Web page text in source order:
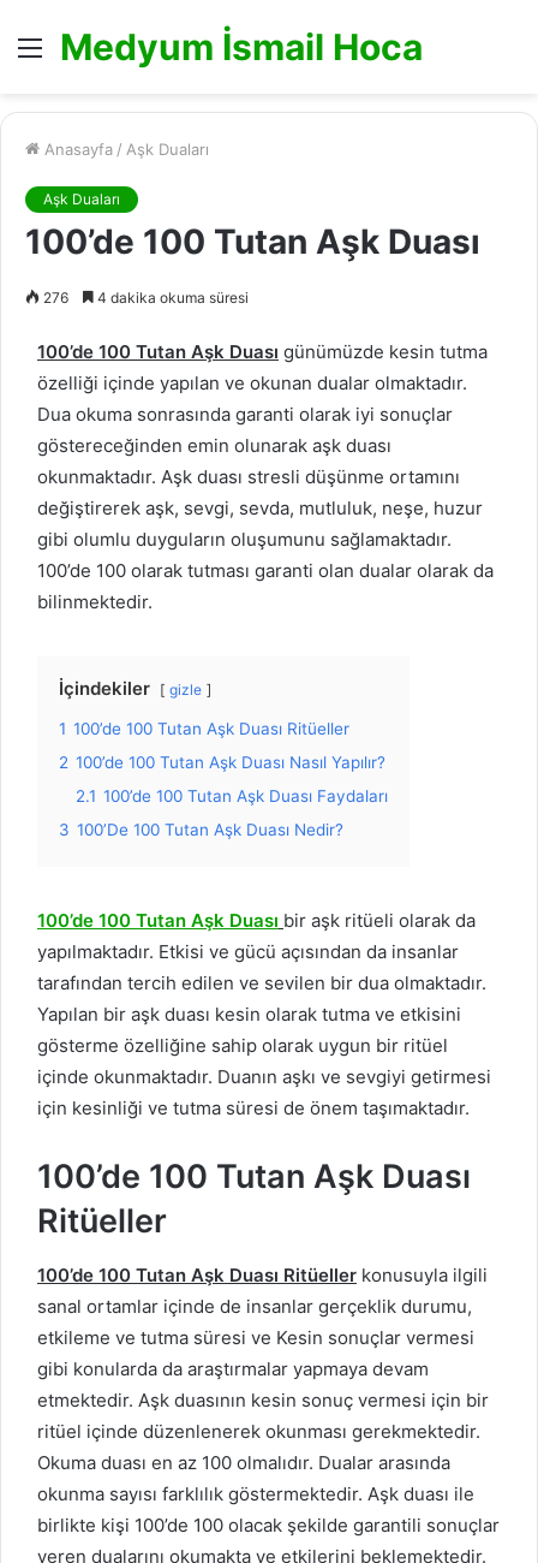
MenüMedyum İsmail Hoca
Anasayfa / Aşk Duaları
Aşk Duaları
100’de 100 Tutan Aşk Duası
276 4 dakika okuma süresi
100’de 100 Tutan Aşk Duası günümüzde kesin tutma
özelliği içinde yapılan ve okunan dualar olmaktadır.
Dua okuma sonrasında garanti olarak iyi sonuçlar
göstereceğinden emin olunarak aşk duası
okunmaktadır. Aşk duası stresli düşünme ortamını
değiştirerek aşk, sevgi, sevda, mutluluk, neşe, huzur
gibi olumlu duyguların oluşumunu sağlamaktadır.
100’de 100 olarak tutması garanti olan dualar olarak da
bilinmektedir.
İçindekiler gizle
1 100’de 100 Tutan Aşk Duası Ritüeller
2 100’de 100 Tutan Aşk Duası Nasıl Yapılır?
2.1 100’de 100 Tutan Aşk Duası Faydaları
3 100’De 100 Tutan Aşk Duası Nedir?
100’de 100 Tutan Aşk Duası bir aşk ritüeli olarak da
yapılmaktadır. Etkisi ve gücü açısından da insanlar
tarafından tercih edilen ve sevilen bir dua olmaktadır.
Yapılan bir aşk duası kesin olarak tutma ve etkisini
gösterme özelliğine sahip olarak uygun bir ritüel
içinde okunmaktadır. Duanın aşkı ve sevgiyi getirmesi
için kesinliği ve tutma süresi de önem taşımaktadır.
100’de 100 Tutan Aşk Duası
Ritüeller
100’de 100 Tutan Aşk Duası Ritüeller konusuyla ilgili
sanal ortamlar içinde de insanlar gerçeklik durumu,
etkileme ve tutma süresi ve Kesin sonuçlar vermesi
gibi konularda da araştırmalar yapmaya devam
etmektedir. Aşk duasının kesin sonuç vermesi için bir
ritüel içinde düzenlenerek okunması gerekmektedir.
Okuma duası en az 100 olmalıdır. Dualar arasında
okunma sayısı farklılık göstermektedir. Aşk duası ile
birlikte kişi 100’de 100 olacak şekilde garantili sonuçlar
veren dualarını okumakta ve etkilerini beklemektedir.